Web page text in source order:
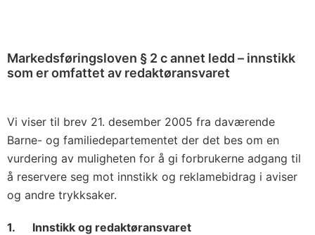
Markedsføringsloven § 2 c annet ledd – innstikk
som er omfattet av redaktøransvaret
Vi viser til brev 21. desember 2005 fra daværende
Barne- og familiedepartementet der det bes om en
vurdering av muligheten for å gi forbrukerne adgang til
å reservere seg mot innstikk og reklamebidrag i aviser
og andre trykksaker.
1. Innstikk og redaktøransvaret